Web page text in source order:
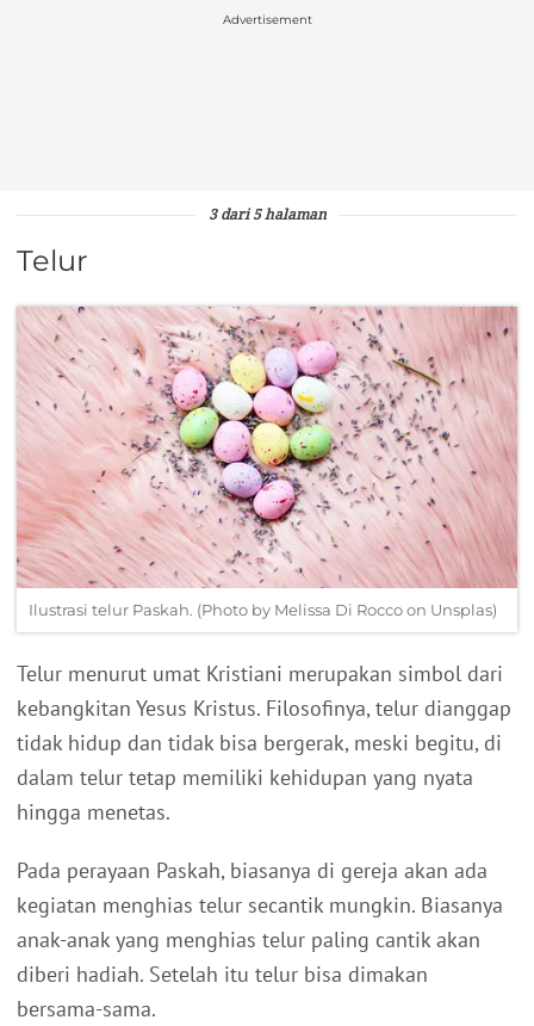
Advertisement
3 dari 5 halaman
Telur
Ilustrasi telur Paskah. (Photo by Melissa Di Rocco on Unsplas)
Telur menurut umat Kristiani merupakan simbol dari
kebangkitan Yesus Kristus. Filosofinya, telur dianggap
tidak hidup dan tidak bisa bergerak, meski begitu, di
dalam telur tetap memiliki kehidupan yang nyata
hingga menetas.
Pada perayaan Paskah, biasanya di gereja akan ada
kegiatan menghias telur secantik mungkin. Biasanya
anak-anak yang menghias telur paling cantik akan
diberi hadiah. Setelah itu telur bisa dimakan
bersama-sama.